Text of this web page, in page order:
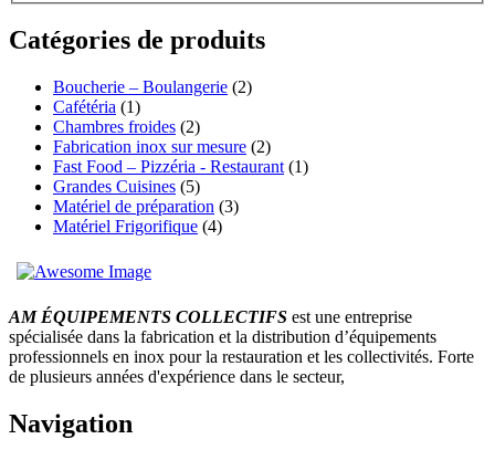
Catégories de produits
Boucherie – Boulangerie (2)
Cafétéria (1)
Chambres froides (2)
Fabrication inox sur mesure (2)
Fast Food – Pizzéria - Restaurant (1)
Grandes Cuisines (5)
Matériel de préparation (3)
Matériel Frigorifique (4)
AM ÉQUIPEMENTS COLLECTIFS est une entreprise
spécialisée dans la fabrication et la distribution d’équipements
professionnels en inox pour la restauration et les collectivités. Forte
de plusieurs années d'expérience dans le secteur,
Navigation